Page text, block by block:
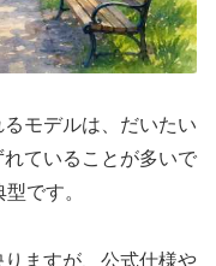
モデルは、だいたい
ていることが多いで
です。
ますが、公式仕様や